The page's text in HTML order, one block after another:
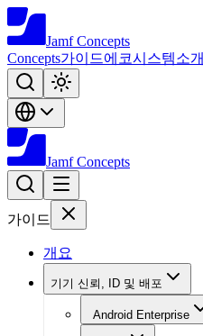
Jamf Concepts
Concepts가이드에코시스템소개
Jamf Concepts
가이드
개요
기기 신뢰, ID 및 배포
Android Enterprise